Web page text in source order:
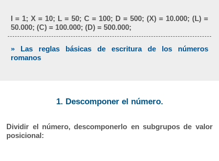
I = 1; X = 10; L = 50; C = 100; D = 500; (X) = 10.000; (L) =
50.000; (C) = 100.000; (D) = 500.000;
» Las reglas básicas de escritura de los números
romanos
1. Descomponer el número.
Dividir el número, descomponerlo en subgrupos de valor
posicional: